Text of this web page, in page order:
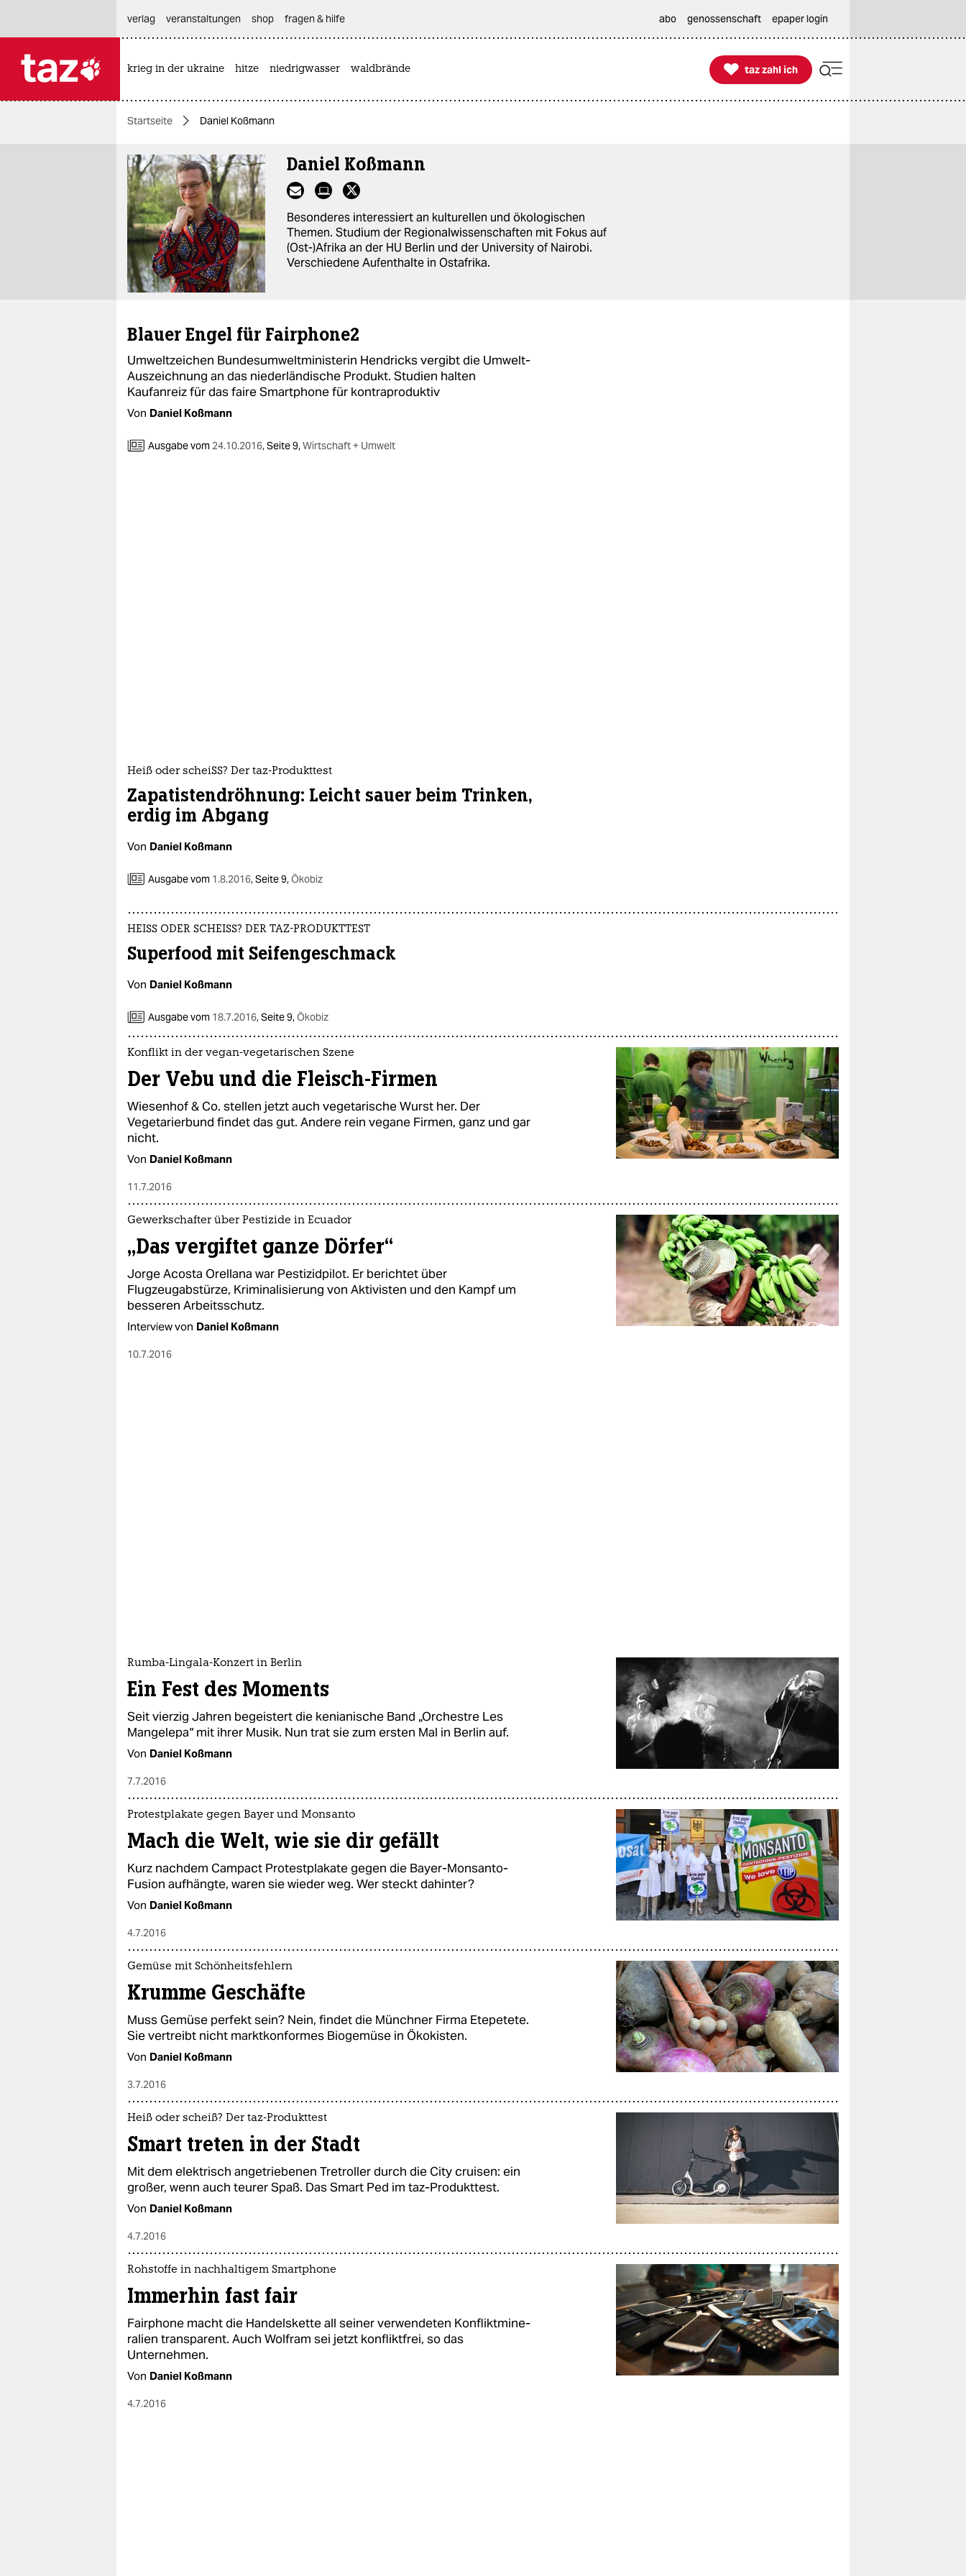
themen
politik
öko
gesellschaft
kultur
sport
berlin
nord
wahrheit
verlag
verlag
verlag
veranstaltungen shop fragen & hilfe abo genossenschaft epaper login
krieg in der ukraine hitze niedrigwasser waldbrände 
taz zahl ich
taz zahl ich
Startseite Daniel Koßmann
Daniel Koßmann
Besonderes interessiert an kulturellen und ökologischen
Themen. Studium der Regionalwissenschaften mit Fokus auf
(Ost-)Afrika an der HU Berlin und der University of Nairobi.
Verschiedene Aufenthalte in Ostafrika.
Blauer Engel für Fairphone2
Umweltzeichen Bundesumweltministerin Hendricks vergibt die Umwelt-
Auszeichnung an das niederländische Produkt. Studien halten
Kaufanreiz für das faire Smartphone für kontraproduktiv
Von Daniel Koßmann
Ausgabe vom 24.10.2016,Seite 9,Wirtschaft + Umwelt
Heiß oder scheiSS? Der taz-Produkttest
Zapatistendröhnung: Leicht sauer beim Trinken,
erdig im Abgang
Von Daniel Koßmann
Ausgabe vom 1.8.2016,Seite 9,Ökobiz
HEISS ODER SCHEISS? DER TAZ-PRODUKTTEST
Superfood mit Seifengeschmack
Von Daniel Koßmann
Ausgabe vom 18.7.2016,Seite 9,Ökobiz
Konflikt in der vegan-vegetarischen Szene
Der Vebu und die Fleisch-Firmen
Wiesenhof & Co. stellen jetzt auch vegetarische Wurst her. Der
Vegetarierbund findet das gut. Andere rein vegane Firmen, ganz und gar
nicht.
Von Daniel Koßmann
11.7.2016
Gewerkschafter über Pestizide in Ecuador
„Das vergiftet ganze Dörfer“
Jorge Acosta Orellana war Pestizidpilot. Er berichtet über
Flugzeugabstürze, Kriminalisierung von Aktivisten und den Kampf um
besseren Arbeitsschutz.
Interview von Daniel Koßmann
10.7.2016
Rumba-Lingala-Konzert in Berlin
Ein Fest des Moments
Seit vierzig Jahren begeistert die kenianische Band „Orchestre Les
Mangelepa“ mit ihrer Musik. Nun trat sie zum ersten Mal in Berlin auf.
Von Daniel Koßmann
7.7.2016
Protestplakate gegen Bayer und Monsanto
Mach die Welt, wie sie dir gefällt
Kurz nachdem Campact Protestplakate gegen die Bayer-Monsanto-
Fusion aufhängte, waren sie wieder weg. Wer steckt dahinter?
Von Daniel Koßmann
4.7.2016
Gemüse mit Schönheitsfehlern
Krumme Geschäfte
Muss Gemüse perfekt sein? Nein, findet die Münchner Firma Etepetete.
Sie vertreibt nicht marktkonformes Biogemüse in Ökokisten.
Von Daniel Koßmann
3.7.2016
Heiß oder scheiß? Der taz-Produkttest
Smart treten in der Stadt­­
Mit dem elektrisch angetriebenen Tretroller durch die City cruisen: ein
großer, wenn auch teurer Spaß. Das Smart Ped im taz-Produkttest.
Von Daniel Koßmann
4.7.2016
Rohstoffe in nachhaltigem Smartphone
Immerhin fast fair
Fair­pho­ne macht die Han­dels­ket­te all seiner ver­wen­de­ten Kon­flikt­mi­ne­
ra­li­en transparent. Auch Wolfram sei jetzt konfliktfrei, so das
Unternehmen.
Von Daniel Koßmann
4.7.2016